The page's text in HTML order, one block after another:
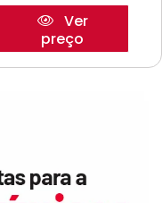
Ver
preço